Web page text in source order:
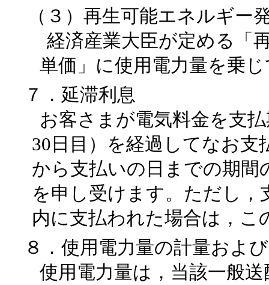
（３）再生可能エネルギー
経済産業大臣が定める「
単価」に使用電力量を乗
７．延滞利息
お客さまが電気料金を支
30日目）を経過してなお
から支払いの日までの期間
を申し受けます。ただし，
内に支払われた場合は，
８．使用電力量の計量およ
使用電力量は，当該一般